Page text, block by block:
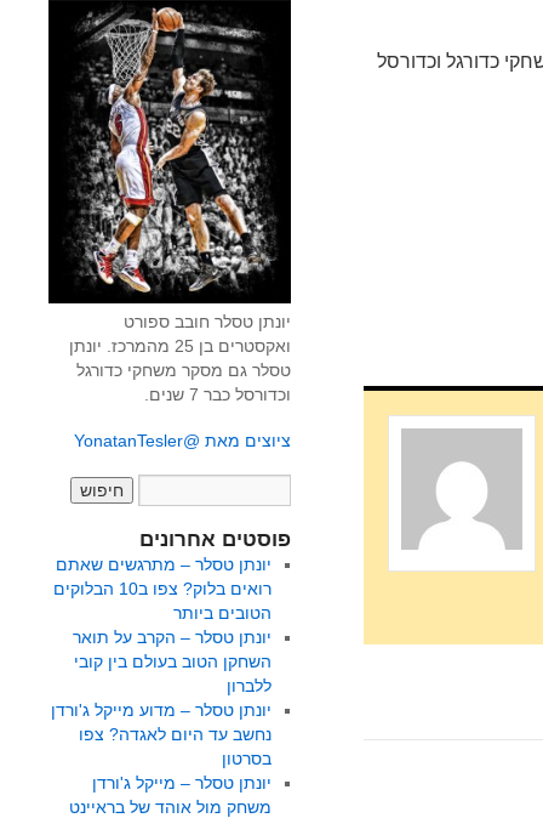
גם מסקר משחקי כדורגל וכדורסל
יונתן טסלר חובב ספורט
ואקסטרים בן 25 מהמרכז. יונתן
טסלר גם מסקר משחקי כדורגל
וכדורסל כבר 7 שנים.
ציוצים מאת @YonatanTesler
פוסטים אחרונים
יונתן טסלר – מתרגשים שאתם
רואים בלוק? צפו ב10 הבלוקים
הטובים ביותר
יונתן טסלר – הקרב על תואר
השחקן הטוב בעולם בין קובי
ללברון
יונתן טסלר – מדוע מייקל ג'ורדן
נחשב עד היום לאגדה? צפו
בסרטון
יונתן טסלר – מייקל ג'ורדן
משחק מול אוהד של בראיינט